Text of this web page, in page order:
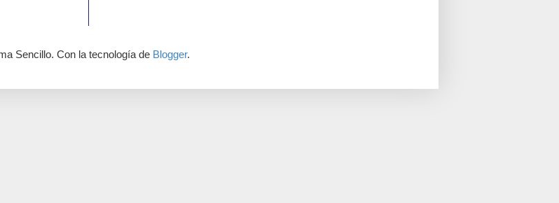
Sencillo. Con la tecnología de Blogger.